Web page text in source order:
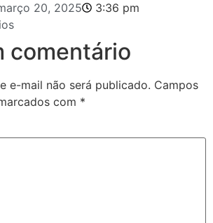
20, 2025
3:36 pm
comentário
e-mail não será publicado. Campos
com *